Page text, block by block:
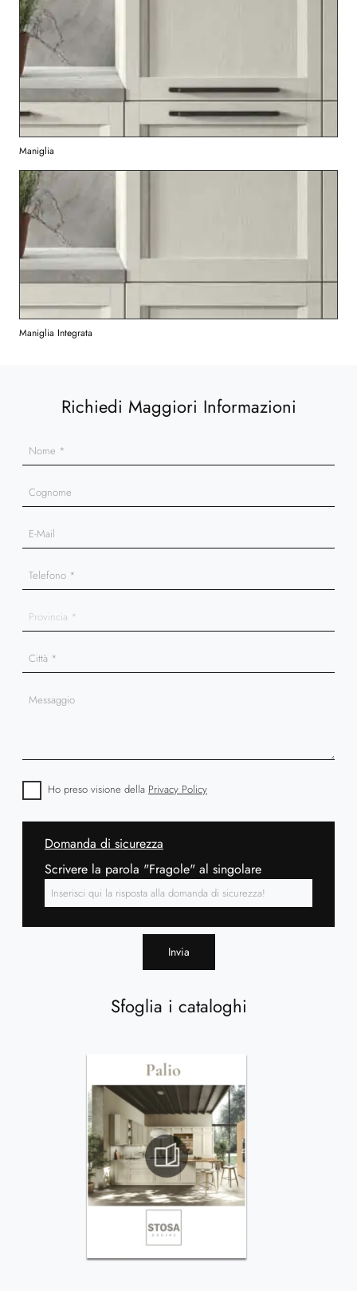
Maniglia
Maniglia Integrata
Sfoglia i cataloghi
Richiedi Maggiori Informazioni
Ho preso visione della Privacy Policy
Domanda di sicurezza
Scrivere la parola "Fragole" al singolare
Invia